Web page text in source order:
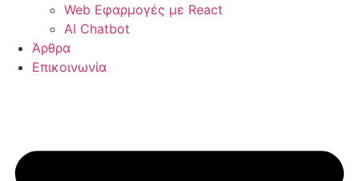
Web Εφαρμογές με React
AI Chatbot
Άρθρα
Επικοινωνία